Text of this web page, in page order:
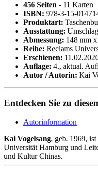
456 Seiten - 11 Karten
ISBN: 978-3-15-
Produktart:
Ausstattung:
Abmessung: 148 mm
Reihe: Reclams
Erschienen:
Auflage: 4., aktual.
Autor / Autorin: Kai
Entdecken Sie zu
Autorinformation
Kai Vogelsang, geb. 1969,
Universität Hamburg und
und Kultur Chinas.